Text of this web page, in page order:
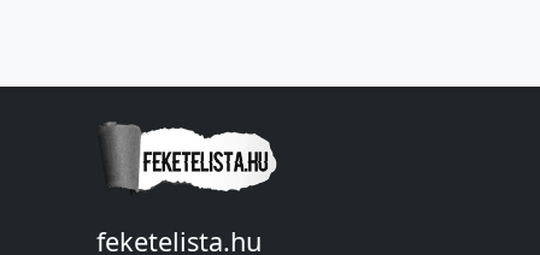
feketelista.hu